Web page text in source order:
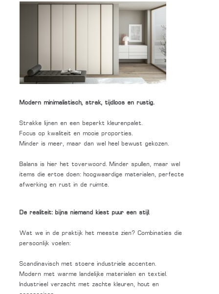
Modern minimalistisch, strak, tijdloos en rustig.
Strakke lijnen en een beperkt kleurenpalet.
Focus op kwaliteit en mooie proporties.
Minder is meer, maar dan wel heel bewust gekozen.
Balans is hier het toverwoord. Minder spullen, maar wel
items die ertoe doen: hoogwaardige materialen, perfecte
afwerking en rust in de ruimte.
De realiteit: bijna niemand kiest puur een stijl.
Wat we in de praktijk het meeste zien? Combinaties die
persoonlijk voelen:
Scandinavisch met stoere industriele accenten.
Modern met warme landelijke materialen en textiel.
Industrieel verzacht met zachte kleuren, hout en